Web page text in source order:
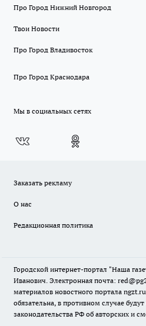
Про Город Нижний Новгород
Твои Новости
Про Город Владивосток
Про Город Краснодара
Мы в социальных сетях
Заказать рекламу
О нас
Редакционная политика
Городской интернет-портал "Наша
Иванович. Электронная почта:
материалов новостного портала
обязательна, в противном случае
законодательства РФ об авторских и